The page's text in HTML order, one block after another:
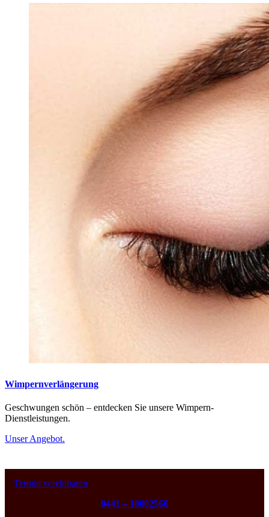
Wimpernverlängerung
Geschwungen schön – entdecken Sie unsere Wimpern-
Dienstleistungen.
Unser Angebot.
Termin vereinbaren
0441 – 18002566